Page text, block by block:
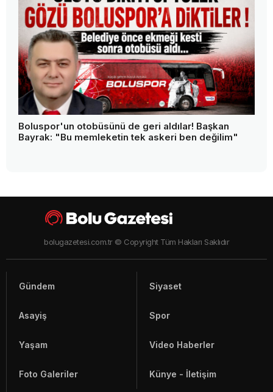
Boluspor'un otobüsünü de geri aldılar! Başkan
Bayrak: "Bu memleketin tek askeri ben değilim"
bolugazetesi.com.tr © Copyright Tüm Hakları Saklıdır
Gündem Siyaset
Asayiş Spor
Yaşam Video Haberler
Foto Galeriler Künye - İletişim